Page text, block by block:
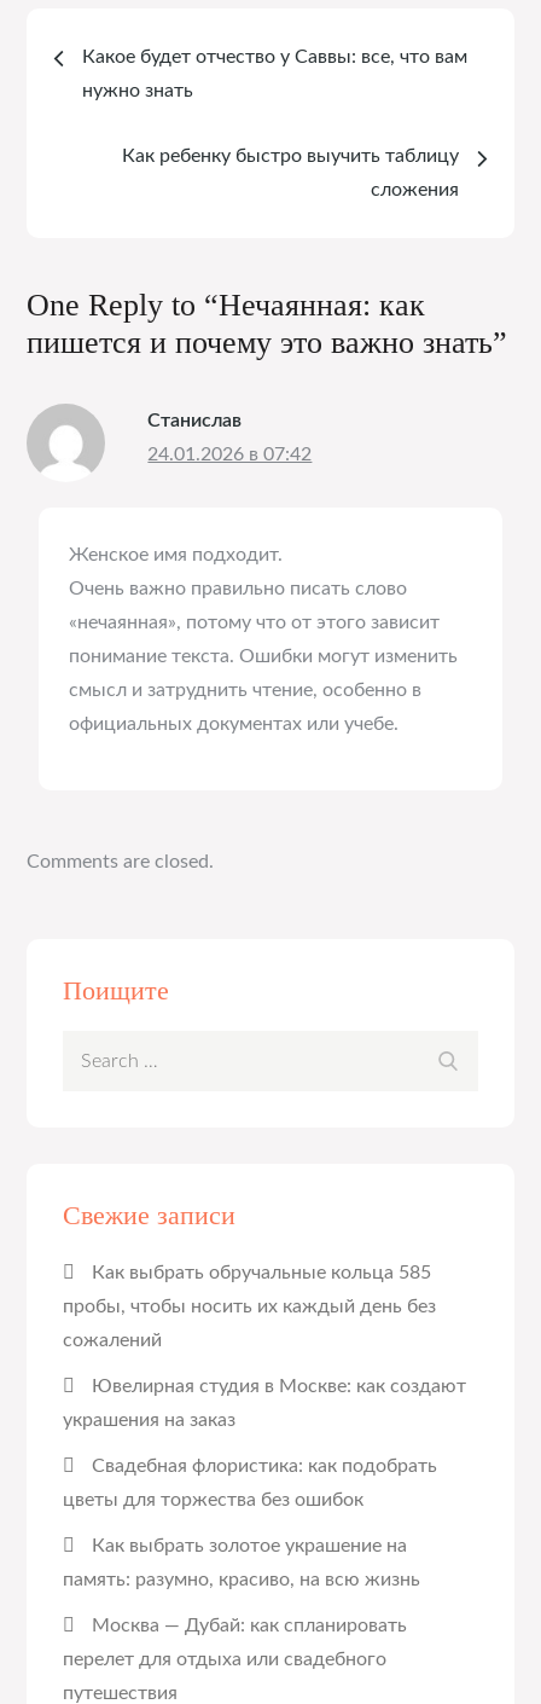
Навигация
записям
Какое будет отчество у Саввы: все, что вам
нужно знать
Как ребенку быстро выучить таблицу
сложения
One Reply to “Нечаянная: как
пишется и почему это важно знать”
Станислав
24.01.2026 в 07:42
Женское имя подходит.
Очень важно правильно писать слово
«нечаянная», потому что от этого зависит
понимание текста. Ошибки могут изменить
смысл и затруднить чтение, особенно в
официальных документах или учебе.
Comments are closed.
Поищите
Свежие записи
Как выбрать обручальные кольца 585
пробы, чтобы носить их каждый день без
сожалений
Ювелирная студия в Москве: как создают
украшения на заказ
Свадебная флористика: как подобрать
цветы для торжества без ошибок
Как выбрать золотое украшение на
память: разумно, красиво, на всю жизнь
Москва — Дубай: как спланировать
перелет для отдыха или свадебного
путешествия